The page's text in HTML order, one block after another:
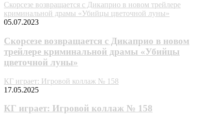
Скорсезе возвращается с Дикаприо в новом трейлере
криминальной драмы «Убийцы цветочной луны»
05.07.2023
Скорсезе возвращается с Дикаприо в новом
трейлере криминальной драмы «Убийцы
цветочной луны»
КГ играет: Игровой коллаж № 158
17.05.2025
КГ играет: Игровой коллаж № 158